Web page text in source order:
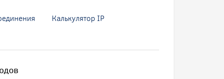
Калькулятор IP